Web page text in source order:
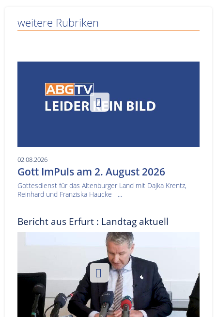
weitere Rubriken
02.08.2026
Gott ImPuls am 2. August 2026
Gottesdienst für das Altenburger Land mit Dajka Krentz,
Reinhard und Franziska Haucke ...
Bericht aus Erfurt : Landtag aktuell